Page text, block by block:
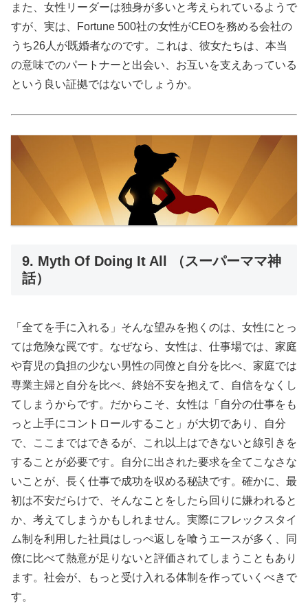
また、女性リーダーは独身が多いと考えられているようで
すが、実は、Fortune 500社の女性がCEOを務める会社の
うち26人が既婚者なのです。これは、彼女たちは、本当
の意味でのパートナーと出会い、お互いを支えあっている
という良い証拠ではないでしょうか。
9. Myth Of Doing It All （スーパーママ神
話）
「全てを手に入れる」そんな望みを抱くのは、女性にとっ
ては危険な罠です。なぜなら、女性は、仕事場では、家庭
や育児の負担の少ない男性の同僚と自分を比べ、家庭では
専業主婦と自分を比べ、終始不安を抱えて、自信をなくし
てしまうからです。だからこそ、女性は「自分の仕事をも
っと上手にコントロールすること」が大切であり、自分
で、ここまではできるが、これ以上はできないと線引きを
することが必要です。自分に出された要求を全てこなさな
いことが、長く仕事で成功を収める秘訣です。確かに、最
初は不安だらけで、そんなことをしたら回りに嫌われると
か、考えてしまうかもしれません。実際にフレックスタイ
ム制を利用した社員はしっぺ返しを喰うエースが多く、同
僚に比べて熱意が足りないと評価されてしまうこともあり
ます。社会が、もっと受け入れる体制を作っていくべきで
す。